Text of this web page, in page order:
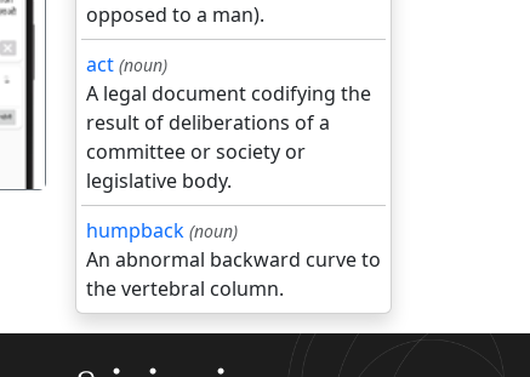
opposed to a man).
act (noun)
A legal document codifying the
result of deliberations of a
committee or society or
legislative body.
humpback (noun)
An abnormal backward curve to
the vertebral column.